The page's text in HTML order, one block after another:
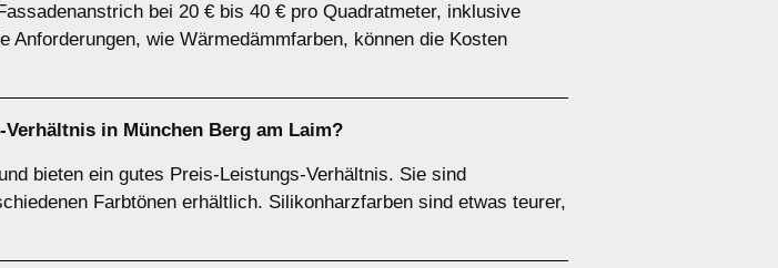
bei 20 € bis 40 € pro Quadratmeter, inklusive
wie Wärmedämmfarben, können die Kosten
in München Berg am Laim?
bieten ein gutes Preis-Leistungs-Verhältnis. Sie sind
Farbtönen erhältlich. Silikonharzfarben sind etwas teurer,